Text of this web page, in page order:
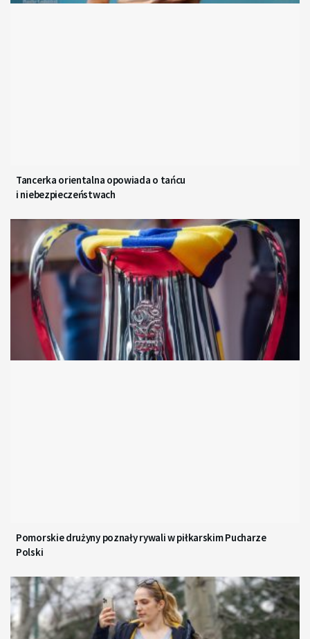
Tancerka orientalna opowiada o tańcu
i niebezpieczeństwach
Pomorskie drużyny poznały rywali w piłkarskim Pucharze
Polski